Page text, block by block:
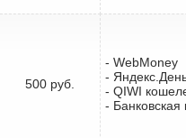
500 руб.
- WebMoney
-
- QIWI
- Банковская